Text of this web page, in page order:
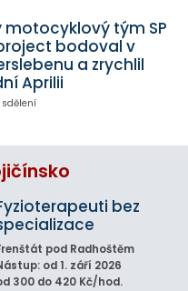
motocyklový tým SP
bodoval v
a zrychlil
Aprilii
sdělení
bez
pod Radhoštěm
od 1. září 2026
300 do 420 Kč/hod.